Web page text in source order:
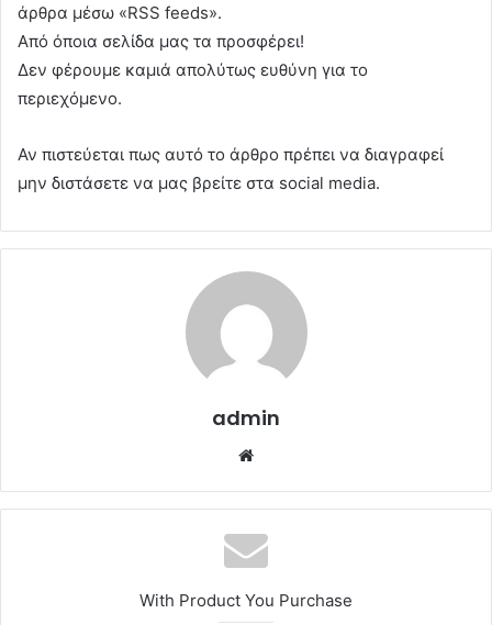
άρθρα μέσω «RSS feeds».
Από όποια σελίδα μας τα προσφέρει!
Δεν φέρουμε καμιά απολύτως ευθύνη για το
περιεχόμενο.
Αν πιστεύεται πως αυτό το άρθρο πρέπει να διαγραφεί
μην διστάσετε να μας βρείτε στα social media.
admin
With Product You Purchase